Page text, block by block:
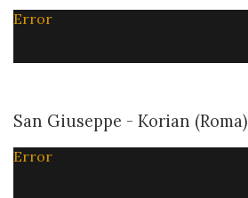
Error
San Giuseppe - Korian (Roma)
Error